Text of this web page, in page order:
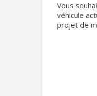
Vous
véhicule
projet de